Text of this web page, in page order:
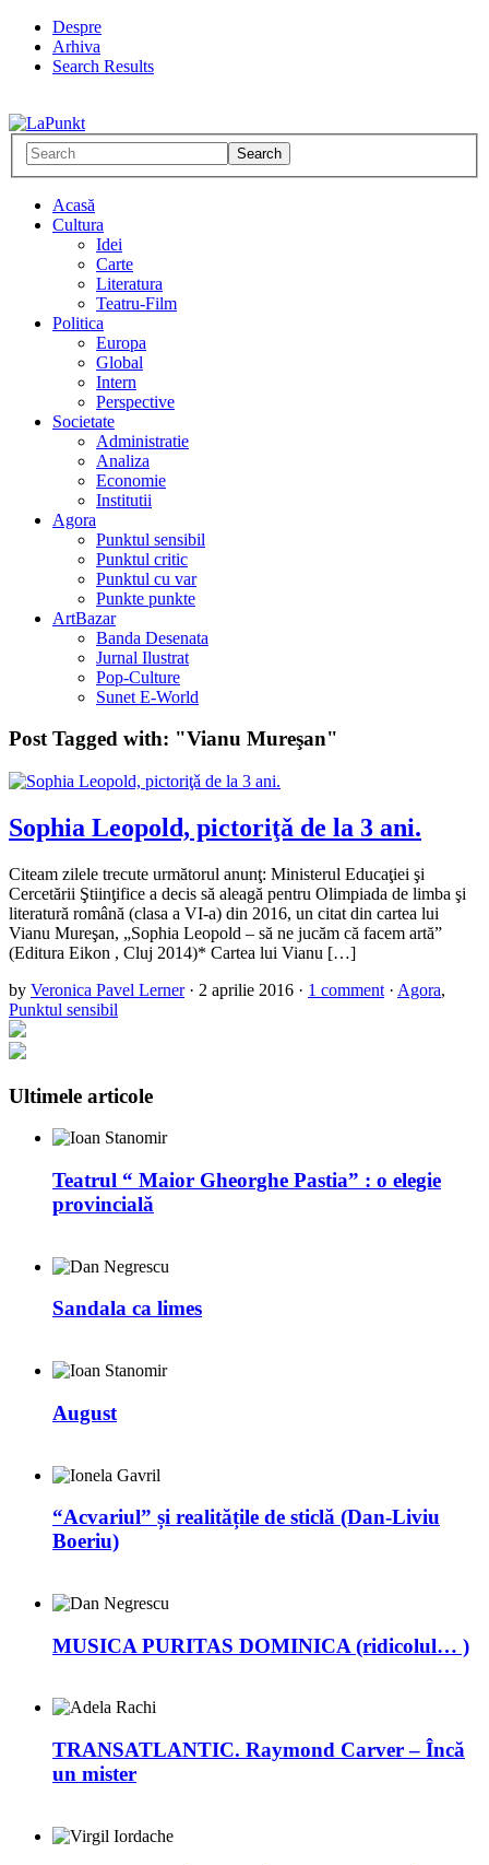
Despre
Arhiva
Search Results
Acasă
Cultura
Idei
Carte
Literatura
Teatru-Film
Politica
Europa
Global
Intern
Perspective
Societate
Administratie
Analiza
Economie
Institutii
Agora
Punktul sensibil
Punktul critic
Punktul cu var
Punkte punkte
ArtBazar
Banda Desenata
Jurnal Ilustrat
Pop-Culture
Sunet E-World
Post Tagged with: "Vianu Mureşan"
Sophia Leopold, pictoriţǎ de la 3 ani.
Citeam zilele trecute următorul anunţ: Ministerul Educaţiei şi
Cercetării Ştiinţifice a decis să aleagă pentru Olimpiada de limba şi
literatură română (clasa a VI-a) din 2016, un citat din cartea lui
Vianu Mureşan, „Sophia Leopold – să ne jucăm că facem artă”
(Editura Eikon , Cluj 2014)* Cartea lui Vianu […]
by Veronica Pavel Lerner · 2 aprilie 2016 · 1 comment · Agora,
Punktul sensibil
Ultimele articole
Teatrul “ Maior Gheorghe Pastia” : o elegie
provincială
Sandala ca limes
August
“Acvariul” și realitățile de sticlă (Dan-Liviu
Boeriu)
MUSICA PURITAS DOMINICA (ridicolul… )
TRANSATLANTIC. Raymond Carver – Încă
un mister